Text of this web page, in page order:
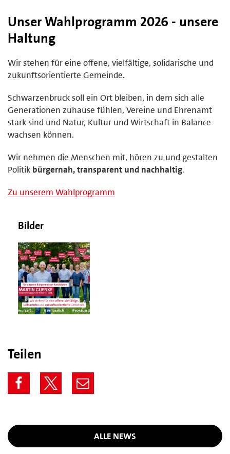
Unser Wahlprogramm 2026 - unsere
Haltung
Wir stehen für eine offene, vielfältige, solidarische und
zukunftsorientierte Gemeinde.
Schwarzenbruck soll ein Ort bleiben, in dem sich alle
Generationen zuhause fühlen, Vereine und Ehrenamt
stark sind und Natur, Kultur und Wirtschaft in Balance
wachsen können.
Wir nehmen die Menschen mit, hören zu und gestalten
Politik bürgernah, transparent und nachhaltig.
Zu unserem Wahlprogramm
Bilder
Teilen
ALLE NEWS